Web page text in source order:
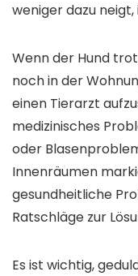
weniger dazu
Wenn der Hund
noch in der
einen Tierarzt
medizinisches
oder
Innenräumen
gesundheitliche
Ratschläge zur
Es ist wichtig,